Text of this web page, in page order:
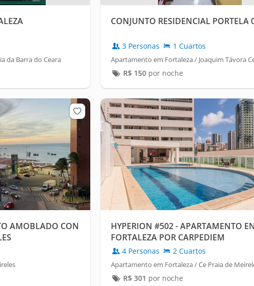
da Barra do Ceara
CONJUNTO RESIDENCIAL PORTELA
3 Personas 1 Cuartos
Apartamento em Fortaleza / Joaquim Távora
R$ 150por noche
AMOBLADO CON
HYPERION #502 - APARTAMENTO EN
FORTALEZA POR CARPEDIEM
4 Personas 2 Cuartos
Apartamento em Fortaleza / Ce Praia de
R$ 301 por noche